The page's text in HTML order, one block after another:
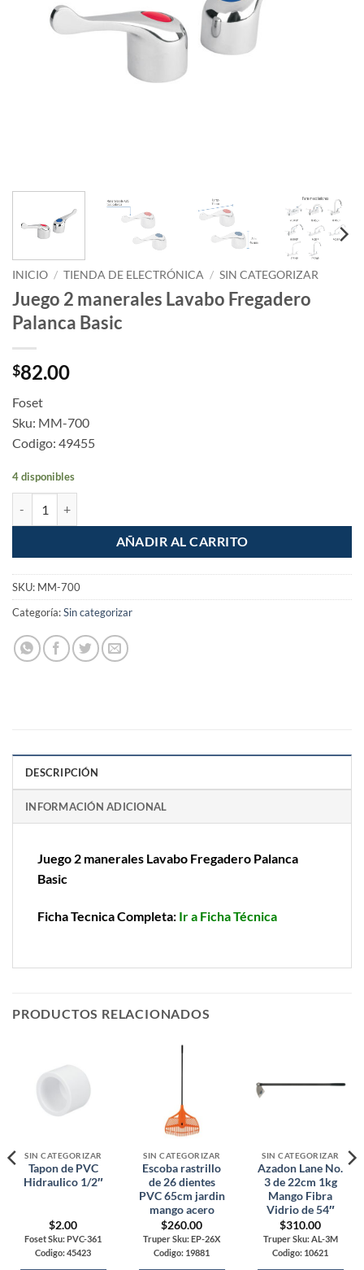
INICIO / TIENDA DE ELECTRÓNICA / SIN CATEGORIZAR
Juego 2 manerales Lavabo Fregadero
Palanca Basic
$82.00
Foset
Sku: MM-700
Codigo: 49455
4 disponibles
AÑADIR AL CARRITO
SKU: MM-700
Categoría:Sin categorizar
DESCRIPCIÓN
INFORMACIÓN ADICIONAL
Juego 2 manerales Lavabo Fregadero Palanca
Basic
Ficha Tecnica Completa: Ir a Ficha Técnica
PRODUCTOS RELACIONADOS
SIN CATEGORIZAR
Tapon de PVC
Hidraulico 1/2″
$2.00
Foset Sku: PVC-361
Codigo: 45423
SIN CATEGORIZAR
Escoba rastrillo
de 26 dientes
PVC 65cm jardin
mango acero
$260.00
Truper Sku: EP-26X
Codigo: 19881
SIN CATEGORIZAR
Azadon Lane No.
3 de 22cm 1kg
Mango Fibra
Vidrio de 54″
$310.00
Truper Sku: AL-3M
Codigo: 10621